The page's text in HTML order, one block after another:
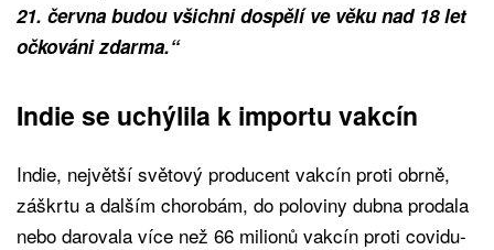
21. června budou všichni dospělí ve věku nad 18 let
očkováni zdarma.“
Indie se uchýlila k importu vakcín
Indie, největší světový producent vakcín proti obrně,
záškrtu a dalším chorobám, do poloviny dubna prodala
nebo darovala více než 66 milionů vakcín proti covidu-